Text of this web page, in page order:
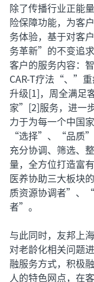
除了传播行业正能
险保障功能，为客
务体验，基于对客
务革新”的不变追
客户的服务内容：
CAR-T疗法“、”
升级[1]，周全满足
家” [2]服务，进一
力于为每一个中国
“选择”、“品质”
充分协调、筛选、
量，全方位打造富
医养协助三大板块
质资源协调者”、
者”。
与此同时，友邦上
对老龄化相关问题
融服务方式，积极
人的特色网点，在